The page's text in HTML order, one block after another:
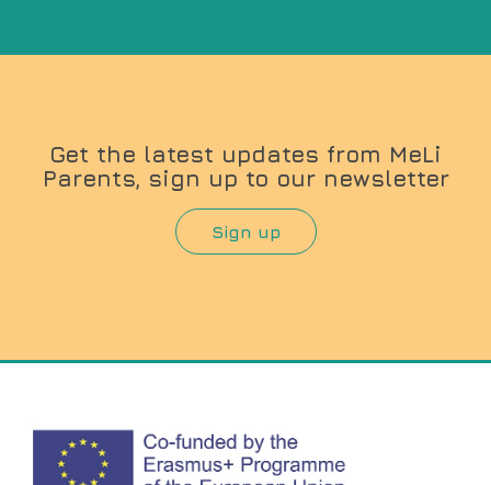
Get the latest updates from MeLi
Parents, sign up to our newsletter
Sign up